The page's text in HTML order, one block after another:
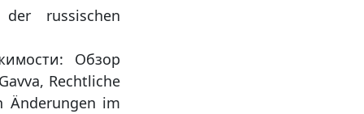
russischen
Обзор
Rechtliche
Änderungen im